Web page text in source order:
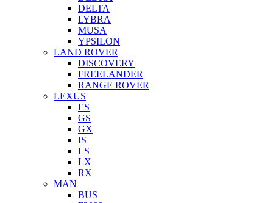
DELTA
LYBRA
MUSA
YPSILON
LAND ROVER
DISCOVERY
FREELANDER
RANGE ROVER
LEXUS
ES
GS
GX
IS
LS
LX
RX
MAN
BUS